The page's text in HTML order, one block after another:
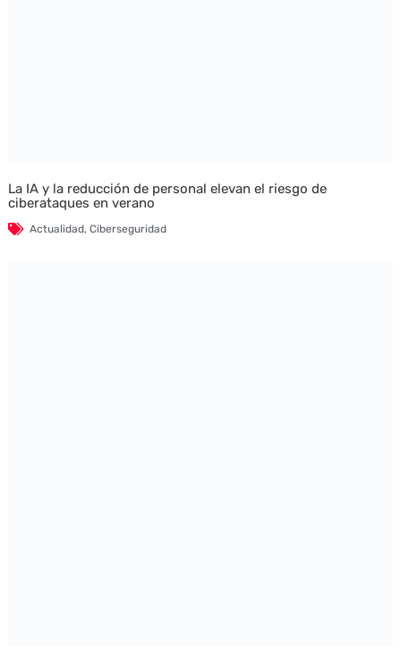
La IA y la reducción de personal elevan el riesgo de
ciberataques en verano
Actualidad, Ciberseguridad